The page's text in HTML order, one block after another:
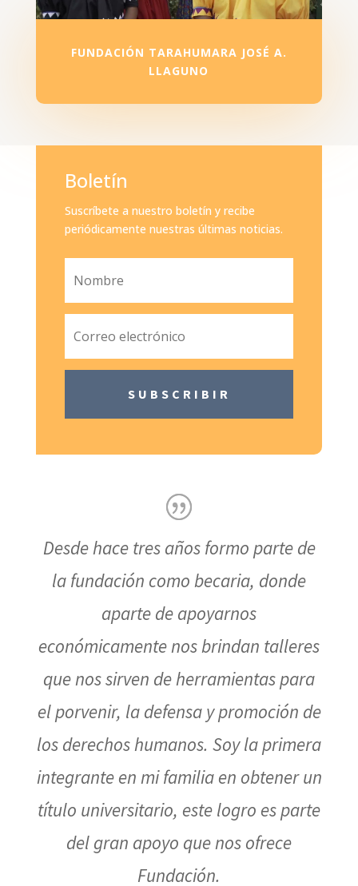
FUNDACIÓN TARAHUMARA JOSÉ A.
LLAGUNO
Boletín
Suscríbete a nuestro boletín y recibe
periódicamente nuestras últimas noticias.
SUBSCRIBIR
Desde hace tres años formo parte de
la fundación como becaria, donde
aparte de apoyarnos
económicamente nos brindan talleres
que nos sirven de herramientas para
el porvenir, la defensa y promoción de
los derechos humanos. Soy la primera
integrante en mi familia en obtener un
título universitario, este logro es parte
del gran apoyo que nos ofrece
Fundación.